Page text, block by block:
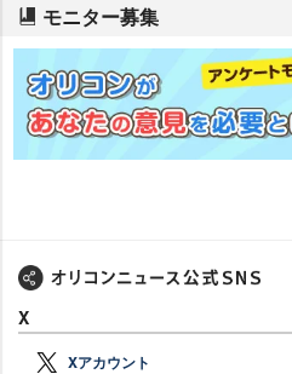
モニター募集
X
Xアカウント